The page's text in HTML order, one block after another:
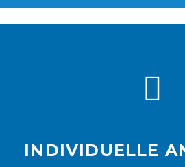
VELA TANGO


INDIVIDUELLE